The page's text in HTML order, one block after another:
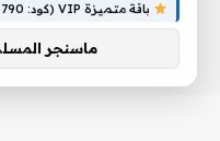
باقة متميزة VIP (كود: AA26790):
ماسنجر